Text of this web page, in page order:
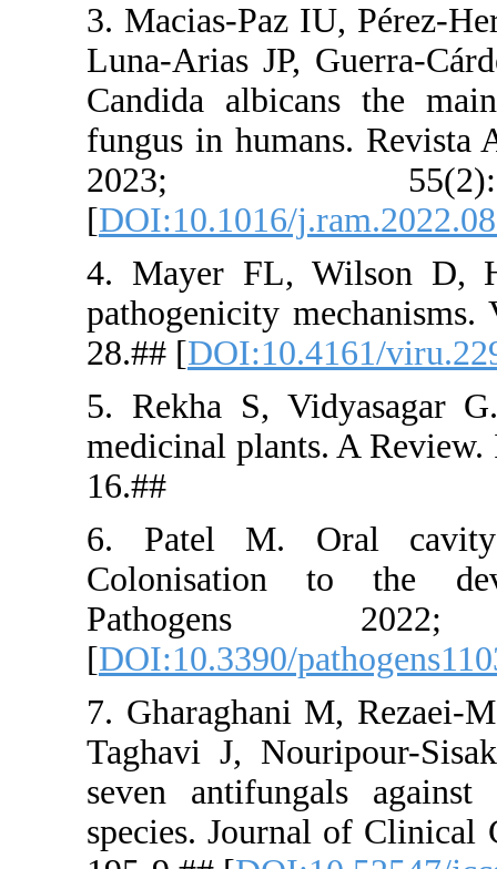
3. Macias-
Luna-Arias
Candida
fungus in
[
4. Mayer
28.## [
5. Rekha
medicinal
6. Patel
[
7.
Taghavi
seven
species.